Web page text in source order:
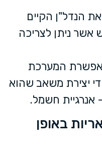
הנדל"ן הקיים
ניתן לצריכה
המערכת
יצירת משאב שהוא
אנרגיית חשמל.
באופן